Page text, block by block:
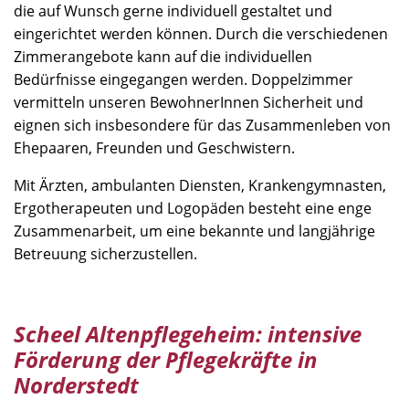
die auf Wunsch gerne individuell gestaltet und
eingerichtet werden können. Durch die verschiedenen
Zimmerangebote kann auf die individuellen
Bedürfnisse eingegangen werden. Doppelzimmer
vermitteln unseren BewohnerInnen Sicherheit und
eignen sich insbesondere für das Zusammenleben von
Ehepaaren, Freunden und Geschwistern.
Mit Ärzten, ambulanten Diensten, Krankengymnasten,
Ergotherapeuten und Logopäden besteht eine enge
Zusammenarbeit, um eine bekannte und langjährige
Betreuung sicherzustellen.
Scheel Altenpflegeheim: intensive
Förderung der Pflegekräfte in
Norderstedt